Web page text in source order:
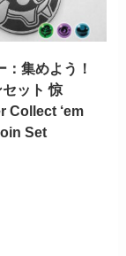
：集めよう！
ット 惊
Collect ‘em
Set